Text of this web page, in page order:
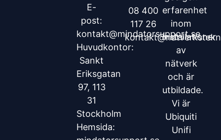
E-
post:
kontakt@mindatorsupport.se
Huvudkontor:
Sankt
Eriksgatan
97, 113
31
Stockholm
Hemsida:
08 400
117 26
erfarenhet
inom
installationer
av
nätverk
och är
utbildade.
Vi är
Ubiquiti
Unifi